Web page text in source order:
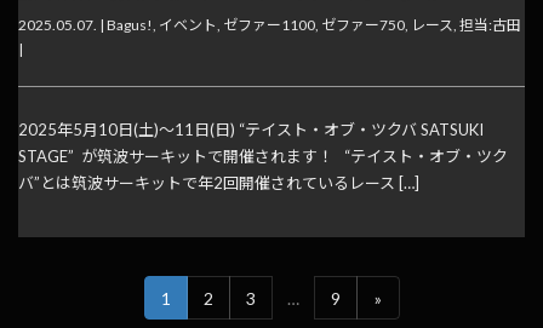
2025.05.07. | Bagus!, イベント, ゼファー1100, ゼファー750, レース, 担当:古田
|
2025年5月10日(土)～11日(日) “テイスト・オブ・ツクバ SATSUKI
STAGE” が筑波サーキットで開催されます！ “テイスト・オブ・ツク
バ”とは筑波サーキットで年2回開催されているレース […]
1 2 3 … 9 »